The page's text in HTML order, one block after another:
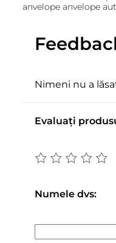
anvelope anvelope
Nimeni nu a
Evaluați
Numele dvs: